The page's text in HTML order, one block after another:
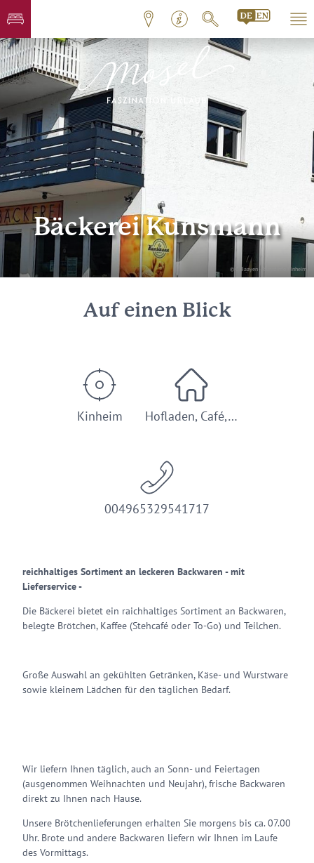
© C.Baayen - Touristinfo Kinheim
Bäckerei Kunsmann
Auf einen Blick
Kinheim Hofladen, Café,…
004965329541717
reichhaltiges Sortiment an leckeren Backwaren - mit
Lieferservice -
Die Bäckerei bietet ein raichhaltiges Sortiment an Backwaren,
belegte Brötchen, Kaffee (Stehcafé oder To-Go) und Teilchen.
Große Auswahl an gekühlten Getränken, Käse- und Wurstware
sowie kleinem Lädchen für den täglichen Bedarf.
Wir liefern Ihnen täglich, auch an Sonn- und Feiertagen
(ausgenommen Weihnachten und Neujahr), frische Backwaren
direkt zu Ihnen nach Hause.
Unsere Brötchenlieferungen erhalten Sie morgens bis ca. 07.00
Uhr. Brote und andere Backwaren liefern wir Ihnen im Laufe
des Vormittags.